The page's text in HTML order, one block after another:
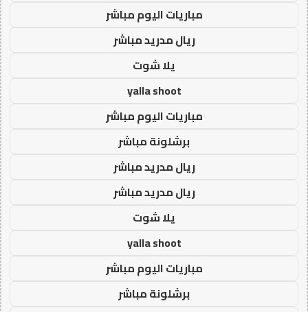
مباريات اليوم مباشر
ريال مدريد مباشر
يلا شوت
yalla shoot
مباريات اليوم مباشر
برشلونة مباشر
ريال مدريد مباشر
ريال مدريد مباشر
يلا شوت
yalla shoot
مباريات اليوم مباشر
برشلونة مباشر